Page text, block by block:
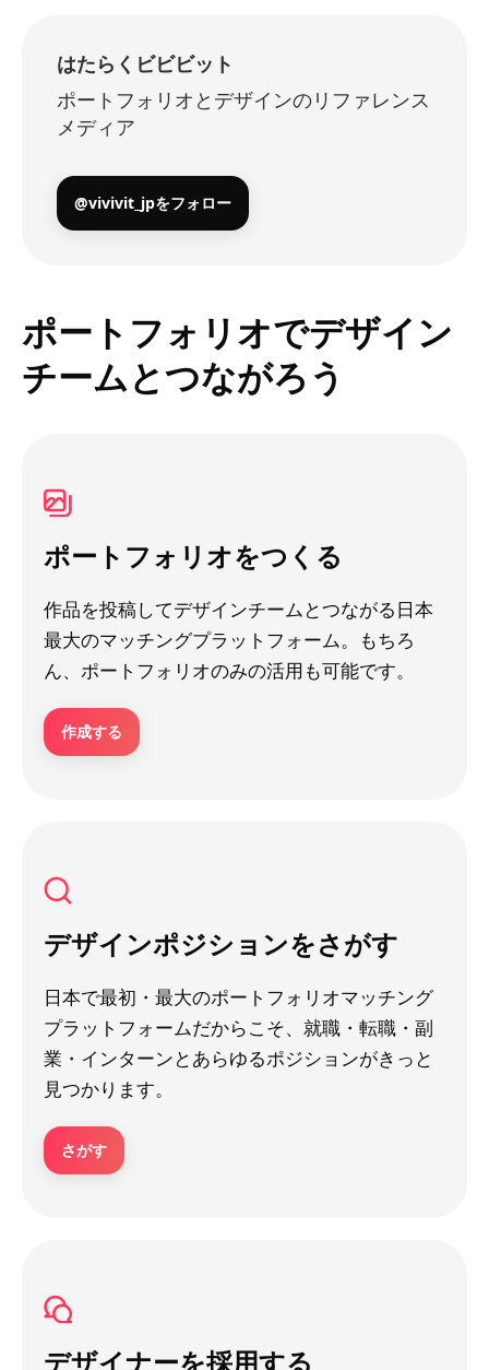
はたらくビビビット
ポートフォリオとデザインのリファレンス
メディア
@vivivit_jpをフォロー
ポートフォリオでデザイン
チームとつながろう
ポートフォリオをつくる
作品を投稿してデザインチームとつながる日本
最大のマッチングプラットフォーム。もちろ
ん、ポートフォリオのみの活用も可能です。
作成する
デザインポジションをさがす
日本で最初・最大のポートフォリオマッチング
プラットフォームだからこそ、就職・転職・副
業・インターンとあらゆるポジションがきっと
見つかります。
さがす
デザイナーを採用する